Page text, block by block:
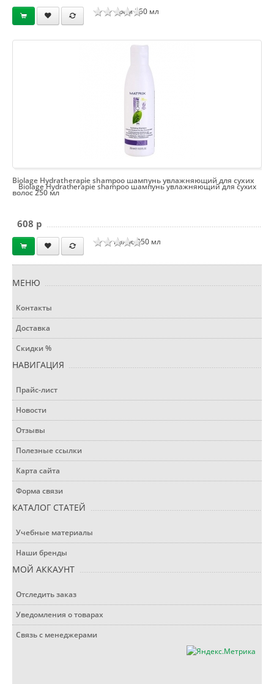
крем 250 мл
Biolage Hydratherapie shampoo шампунь увлажняющий для сухих
волос 250 мл
Biolage Hydratherapie shampoo шампунь увлажняющий для сухих
волос 250 мл
608 p
МЕНЮ
Контакты
Доставка
Скидки %
НАВИГАЦИЯ
Прайс-лист
Новости
Отзывы
Полезные ссылки
Карта сайта
Форма связи
КАТАЛОГ СТАТЕЙ
Учебные материалы
Наши бренды
МОЙ АККАУНТ
Отследить заказ
Уведомления о товарах
Связь с менеджерами